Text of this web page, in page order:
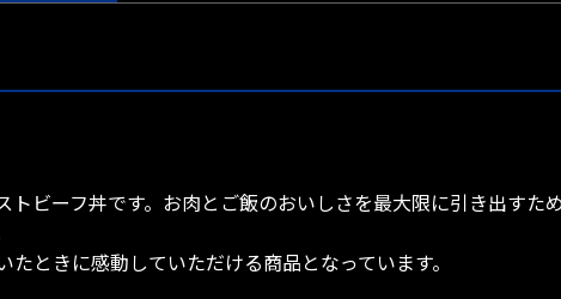
ビーフ丼です。お肉とご飯のおいしさを最大限に引き出すた
ときに感動していただける商品となっています。